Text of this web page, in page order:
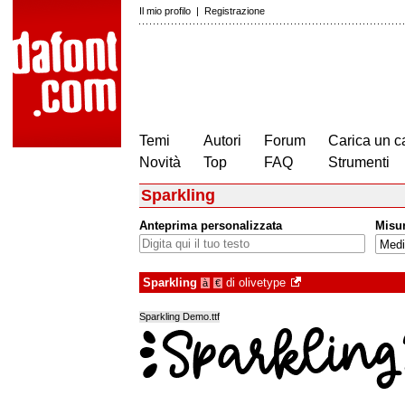
Il mio profilo | Registrazione
Temi
Novità
Autori
Top
Forum
FAQ
Carica un
Strumenti
Sparkling
Anteprima personalizzata
Sparkling à € di olivetype
Sparkling Demo.ttf